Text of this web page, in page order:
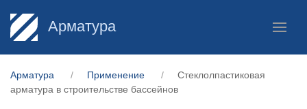
Арматура
Арматура Применение
Стеклолпастиковая
арматура в строительстве бассейнов